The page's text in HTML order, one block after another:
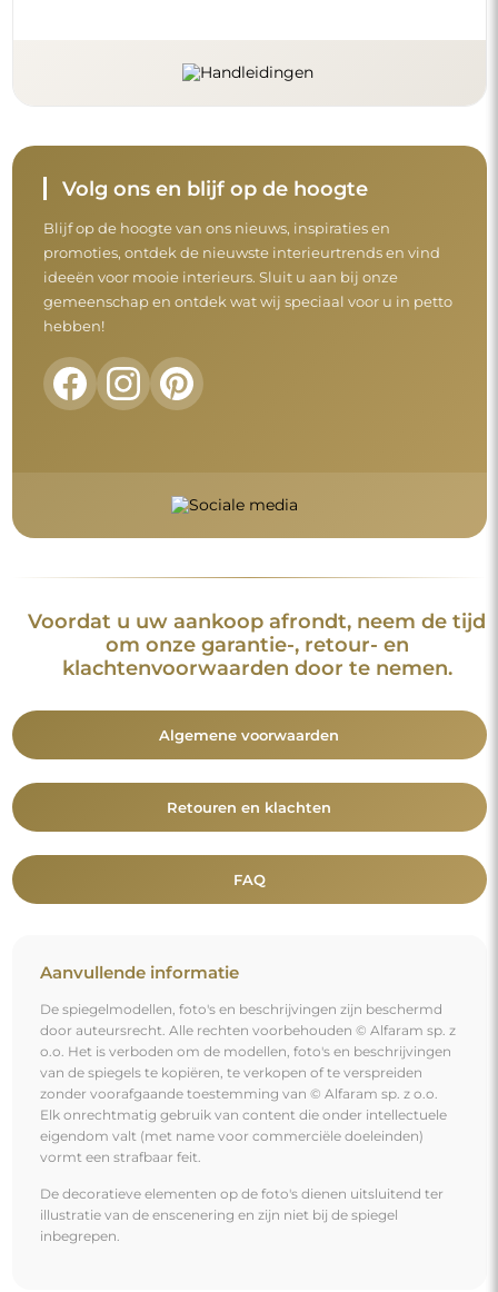
Volg ons en blijf op de hoogte
Blijf op de hoogte van ons nieuws, inspiraties en
promoties, ontdek de nieuwste interieurtrends en vind
ideeën voor mooie interieurs. Sluit u aan bij onze
gemeenschap en ontdek wat wij speciaal voor u in petto
hebben!
Voordat u uw aankoop afrondt, neem de tijd
om onze garantie-, retour- en
klachtenvoorwaarden door te nemen.
Algemene voorwaarden
Retouren en klachten
FAQ
Aanvullende informatie
De spiegelmodellen, foto's en beschrijvingen zijn beschermd
door auteursrecht. Alle rechten voorbehouden © Alfaram sp. z
o.o. Het is verboden om de modellen, foto's en beschrijvingen
van de spiegels te kopiëren, te verkopen of te verspreiden
zonder voorafgaande toestemming van © Alfaram sp. z o.o.
Elk onrechtmatig gebruik van content die onder intellectuele
eigendom valt (met name voor commerciële doeleinden)
vormt een strafbaar feit.
De decoratieve elementen op de foto's dienen uitsluitend ter
illustratie van de enscenering en zijn niet bij de spiegel
inbegrepen.